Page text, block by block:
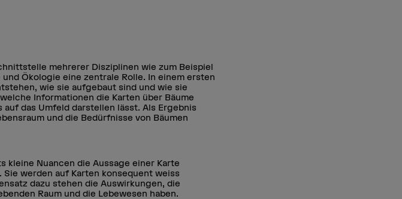
mehrerer Disziplinen wie zum Beispiel
Ökologie eine zentrale Rolle. In einem ersten
wie sie aufgebaut sind und wie sie
Informationen die Karten über Bäume
das Umfeld darstellen lässt. Als Ergebnis
und die Bedürfnisse von Bäumen
kleine Nuancen die Aussage einer Karte
werden auf Karten konsequent weiss
dazu stehen die Auswirkungen, die
Raum und die Lebewesen haben.